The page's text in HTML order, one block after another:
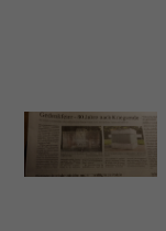
Aenean
Cum sociis
parturient